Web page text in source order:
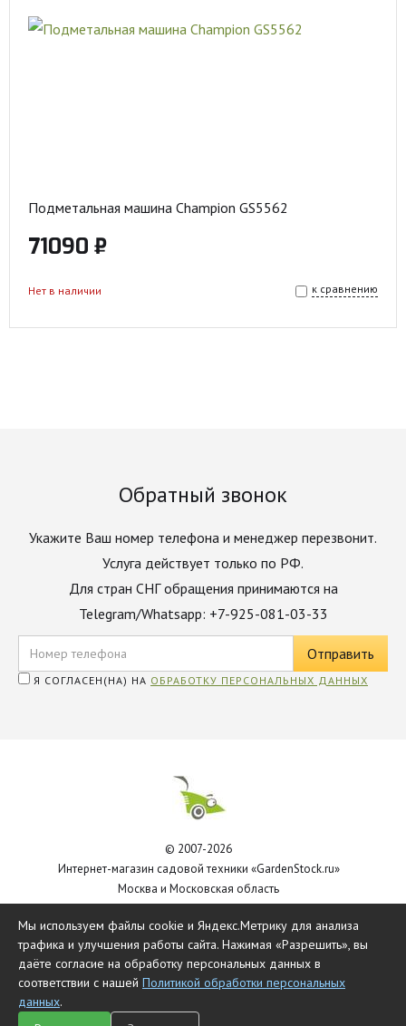
Подметальная машина Champion GS5562
71090 ₽
к сравнению
Нет в наличии
Обратный звонок
Укажите Ваш номер телефона и менеджер перезвонит.
Услуга действует только по РФ.
Для стран СНГ обращения принимаются на
Telegram/Whatsapp: +7-925-081-03-33
Я СОГЛАСЕН(НА) НА ОБРАБОТКУ ПЕРСОНАЛЬНЫХ ДАННЫХ
© 2007-2026
Интернет-магазин садовой техники «GardenStock.ru»
Москва и Московская область
Мы используем файлы cookie и Яндекс.Метрику для анализа
трафика и улучшения работы сайта. Нажимая «Разрешить», вы
даёте согласие на обработку персональных данных в
соответствии с нашей Политикой обработки персональных
данных.